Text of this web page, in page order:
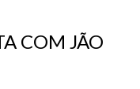
COM JÃO